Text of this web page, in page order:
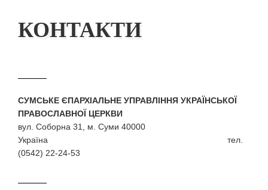
КОНТАКТИ
СУМСЬКЕ ЄПАРХІАЛЬНЕ УПРАВЛІННЯ УКРАЇНСЬКОЇ
ПРАВОСЛАВНОЇ ЦЕРКВИ
вул. Соборна 31, м. Суми 40000
Україна тел.
(0542) 22-24-53